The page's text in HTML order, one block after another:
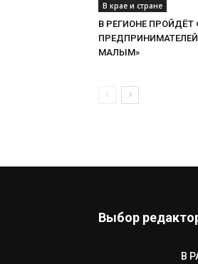
В крае и стране
В РЕГИОНЕ
МАЛЫМ»
Выбор
В